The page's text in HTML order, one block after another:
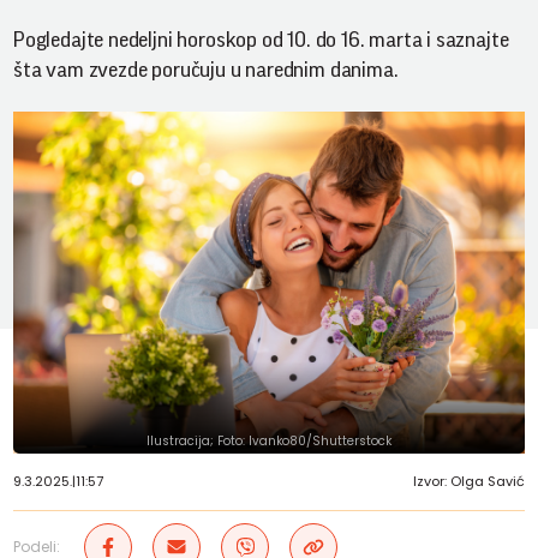
Pogledajte nedeljni horoskop od 10. do 16. marta i saznajte
šta vam zvezde poručuju u narednim danima.
Ilustracija; Foto: Ivanko80/Shutterstock
9.3.2025.|11:57 Izvor: Olga Savić
Podeli: